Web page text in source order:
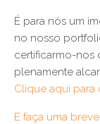
É para nós um
no nosso
certificarmo-nos
plenamente
Clique aqui para
E faça uma